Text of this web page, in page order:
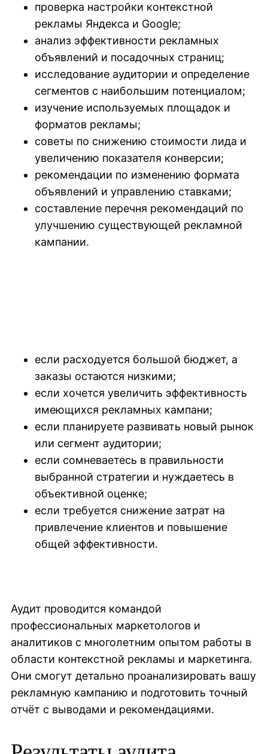
проверка настройки контекстной
рекламы Яндекса и Google;
анализ эффективности рекламных
объявлений и посадочных страниц;
исследование аудитории и определение
сегментов с наибольшим потенциалом;
изучение используемых площадок и
форматов рекламы;
советы по снижению стоимости лида и
увеличению показателя конверсии;
рекомендации по изменению формата
объявлений и управлению ставками;
составление перечня рекомендаций по
улучшению существующей рекламной
кампании.
если расходуется большой бюджет, а
заказы остаются низкими;
если хочется увеличить эффективность
имеющихся рекламных кампани;
если планируете развивать новый рынок
или сегмент аудитории;
если сомневаетесь в правильности
выбранной стратегии и нуждаетесь в
объективной оценке;
если требуется снижение затрат на
привлечение клиентов и повышение
общей эффективности.
Аудит проводится командой
профессиональных маркетологов и
аналитиков с многолетним опытом работы в
области контекстной рекламы и маркетинга.
Они смогут детально проанализировать вашу
рекламную кампанию и подготовить точный
отчёт с выводами и рекомендациями.